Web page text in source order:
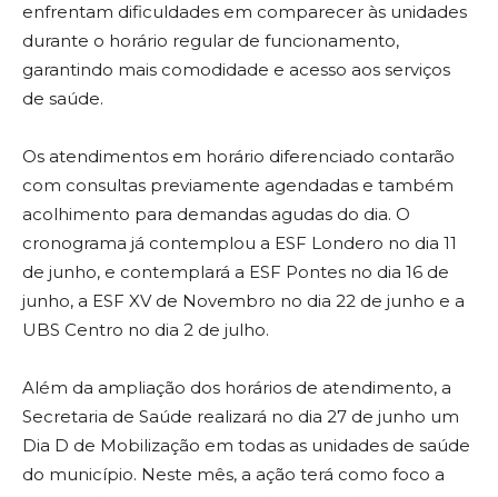
enfrentam dificuldades em comparecer às unidades
durante o horário regular de funcionamento,
garantindo mais comodidade e acesso aos serviços
de saúde.
Os atendimentos em horário diferenciado contarão
com consultas previamente agendadas e também
acolhimento para demandas agudas do dia. O
cronograma já contemplou a ESF Londero no dia 11
de junho, e contemplará a ESF Pontes no dia 16 de
junho, a ESF XV de Novembro no dia 22 de junho e a
UBS Centro no dia 2 de julho.
Além da ampliação dos horários de atendimento, a
Secretaria de Saúde realizará no dia 27 de junho um
Dia D de Mobilização em todas as unidades de saúde
do município. Neste mês, a ação terá como foco a